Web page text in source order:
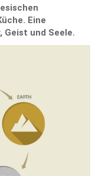
Eine
Geist und Seele.